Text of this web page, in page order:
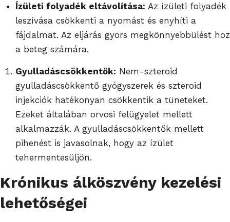
Ízületi folyadék eltávolítása: Az ízületi folyadék
leszívása csökkenti a nyomást és enyhíti a
fájdalmat. Az eljárás gyors megkönnyebbülést hoz
a beteg számára.
Gyulladáscsökkentők: Nem-szteroid
gyulladáscsökkentő gyógyszerek és szteroid
injekciók hatékonyan csökkentik a tüneteket.
Ezeket általában orvosi felügyelet mellett
alkalmazzák. A gyulladáscsökkentők mellett
pihenést is javasolnak, hogy az ízület
tehermentesüljön.
Krónikus álköszvény kezelési
lehetőségei